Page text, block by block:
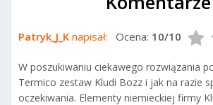
Patryk_J_K napisał: Ocena: 10/10
W poszukiwaniu ciekawego rozwiązania
Termico zestaw Kludi Bozz i jak na razie
oczekiwania. Elementy niemieckiej firmy